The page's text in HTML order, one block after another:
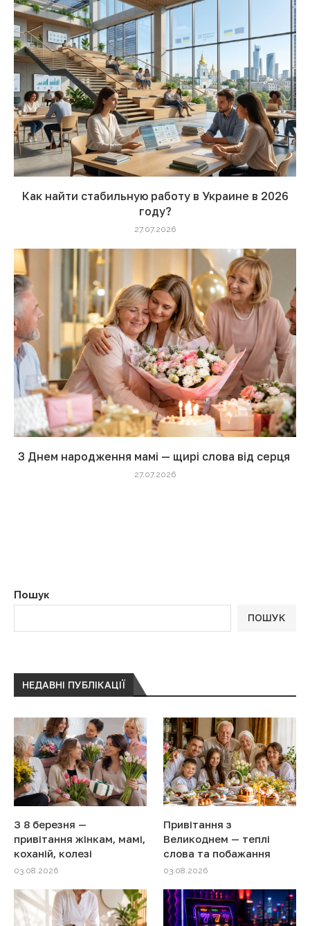
Как найти стабильную работу в Украине в 2026
году?
27.07.2026
З Днем народження мамі — щирі слова від серця
27.07.2026
Пошук
ПОШУК
НЕДАВНІ ПУБЛІКАЦІЇ
З 8 березня —
привітання жінкам, мамі,
коханій, колезі
03.08.2026
Привітання з
Великоднем — теплі
слова та побажання
03.08.2026